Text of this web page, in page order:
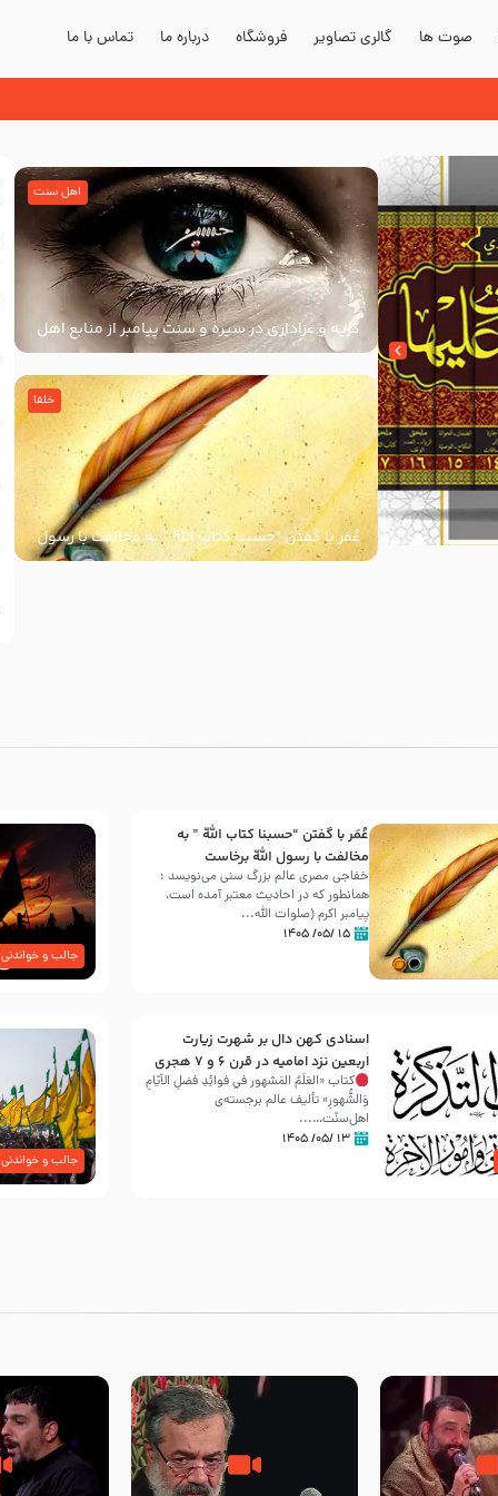
صوت ها گالری تصاویر فروشگاه درباره ما تماس با ما
گریه و عزاداری در سیره و سنت پیامبر از منابع اهل
سنت
اهل سنت
عُمَر با گفتن “حسبنا كتاب اللّه ” به مخالفت با رسول
اللّه برخاست
خلفا
عُمَر با گفتن “حسبنا كتاب اللّه ” به
مخالفت با رسول اللّه برخاست
خفاجی مصری عالم بزرگ سنی می‌نویسد :
همانطور که در احادیث معتبر آمده است،
پیامبر اکرم (صلوات اللّه...
۱۵ /۰۵/ ۱۴۰۵
جالب و خواندنی
اسنادی کهن دال بر شهرت زیارت
اربعین نزد امامیه در قرن ۶ و ۷ هجری
کتاب «العَلَمُ المَشهور في فَوائِدِ فَضلِ الأيّامِ
وَالشُّهورِ» تألیف عالم برجسته‌ی
اهل‌سنّت…...
۱۳ /۰۵/ ۱۴۰۵
جالب و خواندنی